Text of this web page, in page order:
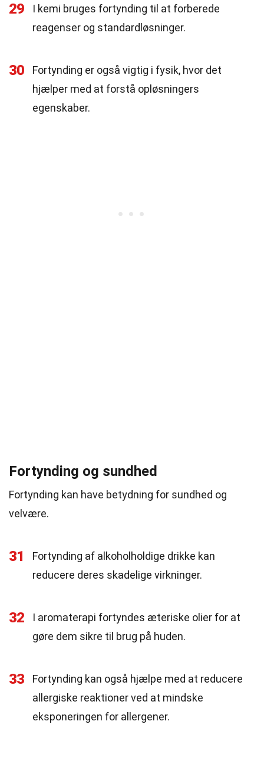
29
I kemi bruges fortynding til at forberede
reagenser og standardløsninger.
30
Fortynding er også vigtig i fysik, hvor det
hjælper med at forstå opløsningers
egenskaber.
Fortynding og sundhed
Fortynding kan have betydning for sundhed og
velvære.
31
Fortynding af alkoholholdige drikke kan
reducere deres skadelige virkninger.
32
I aromaterapi fortyndes æteriske olier for at
gøre dem sikre til brug på huden.
33
Fortynding kan også hjælpe med at reducere
allergiske reaktioner ved at mindske
eksponeringen for allergener.